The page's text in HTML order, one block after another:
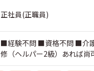
正社員(正職員)
■経験不問 ■資格不問 ■介
修（ヘルパー2級）あれば尚